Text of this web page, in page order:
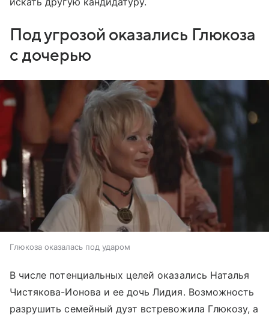
Под угрозой оказались Глюкоза
с дочерью
Глюкоза оказалась под ударом
В числе потенциальных целей оказались Наталья
Чистякова-Ионова и ее дочь Лидия. Возможность
разрушить семейный дуэт встревожила Глюкозу, а